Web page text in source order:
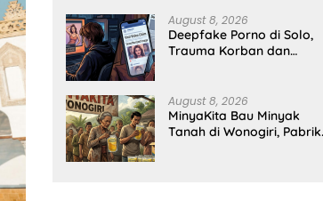
August 8, 2026
Deepfake Porno di Solo,
Trauma Korban dan
August 8, 2026
MinyaKita Bau Minyak
Tanah di Wonogiri, Pabrik